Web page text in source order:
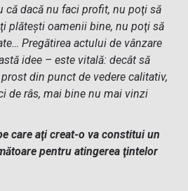
că dacă nu faci profit, nu poţi să
plătești oamenii bine, nu poţi să
Pregătirea actului de vânzare
idee – este vitală: decât să
din punct de vedere calitativ,
de râs, mai bine nu mai vinzi
care aţi creat-o va constitui un
pentru atingerea ţintelor